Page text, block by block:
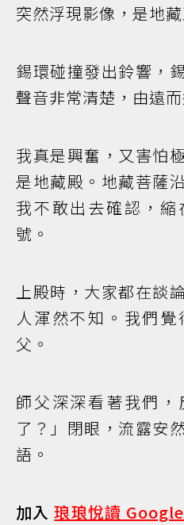
突然浮現影像，是地
錫環碰撞發出鈴響，
聲音非常清楚，由遠
我真是興奮，又害怕
是地藏殿。地藏菩薩
我不敢出去確認，
號。
上殿時，大家都在談
人渾然不知。我們
父。
師父深深看著我們
了？」閉眼，流露安
語。
加入琅琅悅讀